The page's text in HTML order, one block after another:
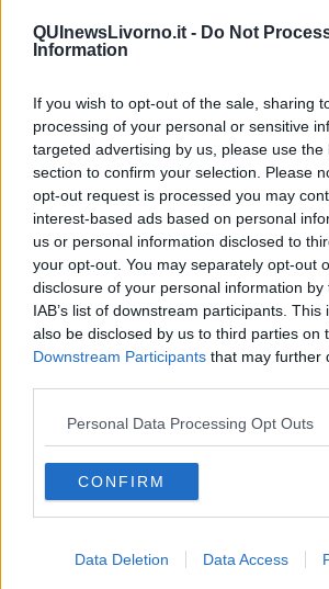
QUInewsLivorno.it - Do Not
Information
If you wish to opt-out of the sale, sharing
processing of your personal or sensitive
targeted advertising by us, please use the
section to confirm your selection. Please
opt-out request is processed you may
interest-based ads based on personal
us or personal information disclosed to
your opt-out. You may separately opt-out
disclosure of your personal information
IAB’s list of downstream participants.
also be disclosed by us to third parties on
Downstream Participants that may further
Personal Data Processing Opt Outs
CONFIRM
Data Deletion Data Access
​I soliti noti
Arie
No profit
Dragonheart
Con-ter?
​Con-te
Coincidenze e crisi
L'amico
​L’anno del vaccino
Giulio Regeni
​Il rosario
Paolo Rossi
Maradona
Cronaca
​Ancora Covid
​Ancora Francesco
Rieccoci
Tenet
Francesco
Suarez